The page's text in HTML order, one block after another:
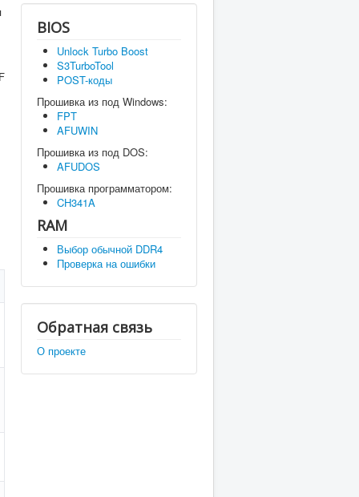
BIOS
Unlock Turbo Boost
S3TurboTool
POST-коды
Прошивка из под Windows:
FPT
AFUWIN
Прошивка из под DOS:
AFUDOS
Прошивка программатором:
CH341A
RAM
Выбор обычной DDR4
Проверка на ошибки
Обратная связь
О проекте